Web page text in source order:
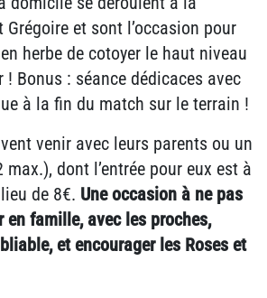
et sont l’occasion pour
herbe de cotoyer le haut niveau
! Bonus : séance dédicaces avec
à la fin du match sur le terrain !
venir avec leurs parents ou un
dont l’entrée pour eux est à
de 8€. Une occasion à ne pas
en famille, avec les proches,
et encourager les Roses et